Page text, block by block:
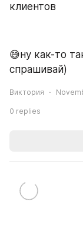
клиентов
😅ну как-то
спрашивай)
Виктория
0 replies